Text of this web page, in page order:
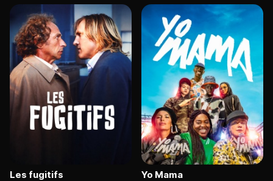
Les fugitifs Yo Mama